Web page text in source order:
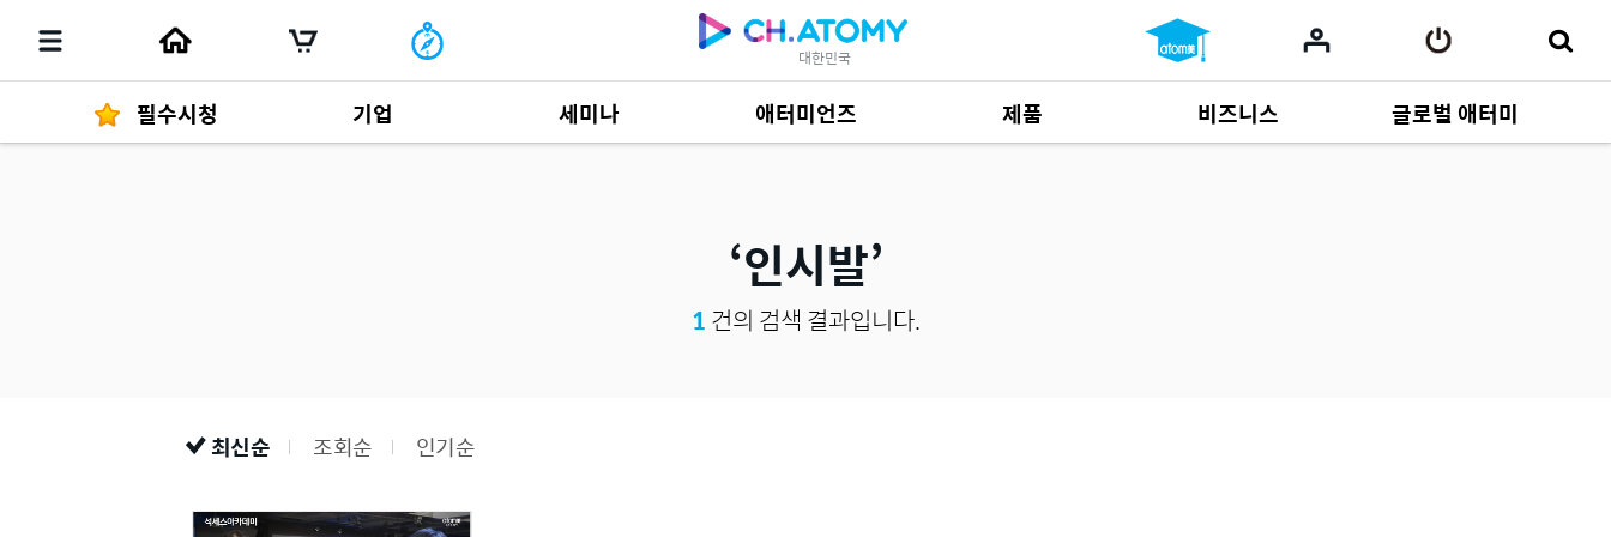
대한민국
필수시청 기업 세미나 애터미언즈 제품
제품 자료684
비즈니스
사업 자료164
글로벌 애터미
인시발
1건의 검색 결과입니다.
최신순 조회순 인기순